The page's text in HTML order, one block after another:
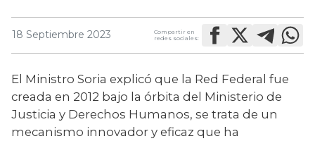
18 Septiembre 2023
Compartir en
redes sociales:
El Ministro Soria explicó que la Red Federal fue
creada en 2012 bajo la órbita del Ministerio de
Justicia y Derechos Humanos, se trata de un
mecanismo innovador y eficaz que ha